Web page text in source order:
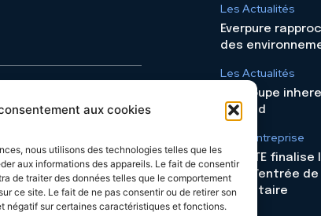
aux cookies
nous utilisons des technologies telles que les
aux informations des appareils. Le fait de consentir
de traiter des données telles que le comportement
ce site. Le fait de ne pas consentir ou de retirer son
négatif sur certaines caractéristiques et fonctions.
Les Actualités
Everpure
des
Les Actualités
Le groupe
Skyloud
Vie d'entreprise
CELESTE
avec l’entrée de
majoritaire